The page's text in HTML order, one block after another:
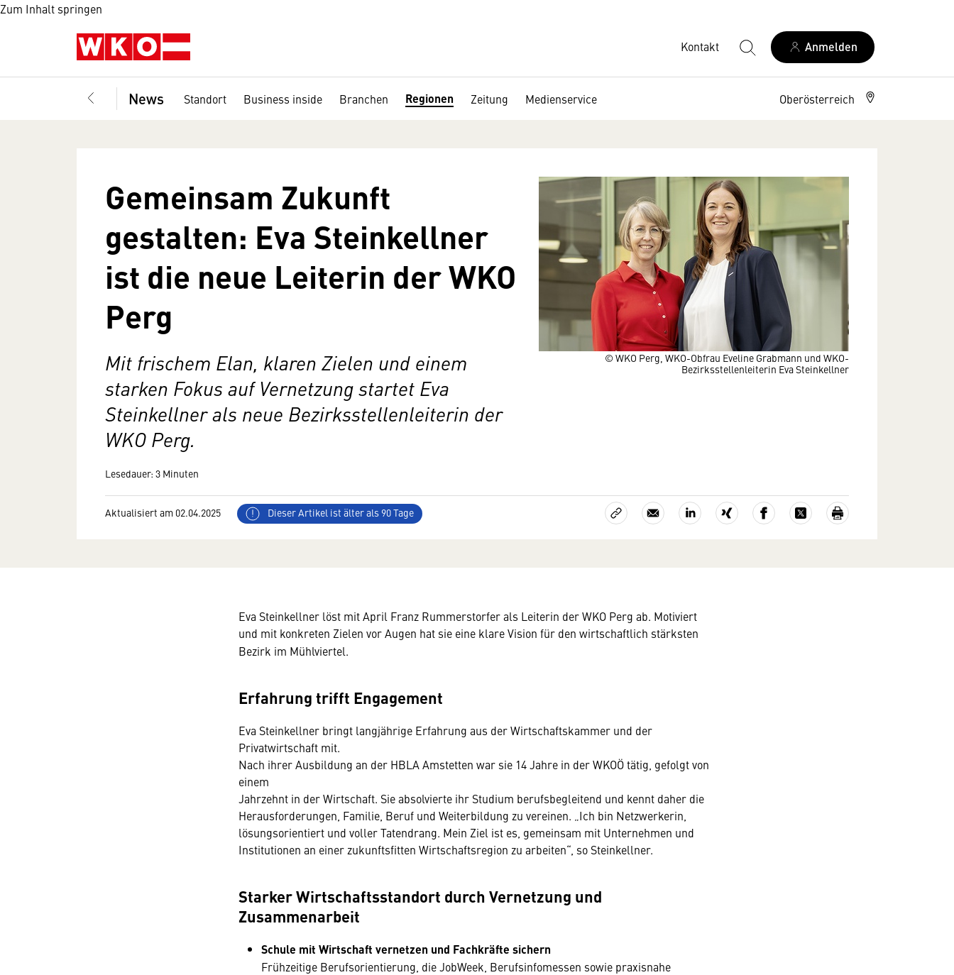
Zum Inhalt springen
Kontakt Anmelden
News Standort Business inside Branchen Regionen Zeitung Medienservice Oberösterreich
© WKO Perg, WKO-Obfrau Eveline Grabmann und WKO-
Bezirksstellenleiterin Eva Steinkellner
Gemeinsam Zukunft
gestalten: Eva Steinkellner
ist die neue Leiterin der WKO
Perg
Mit frischem Elan, klaren Zielen und einem
starken Fokus auf Vernetzung startet Eva
Steinkellner als neue Bezirksstellenleiterin der
WKO Perg.
Lesedauer: 3 Minuten
Aktualisiert am 02.04.2025 Dieser Artikel ist älter als 90 Tage
Eva Steinkellner löst mit April Franz Rummerstorfer als Leiterin der WKO Perg ab. Motiviert
und mit konkreten Zielen vor Augen hat sie eine klare Vision für den wirtschaftlich stärksten
Bezirk im Mühlviertel.
Erfahrung trifft Engagement
Eva Steinkellner bringt langjährige Erfahrung aus der Wirtschaftskammer und der
Privatwirtschaft mit.
Nach ihrer Ausbildung an der HBLA Amstetten war sie 14 Jahre in der WKOÖ tätig, gefolgt von
einem
Jahrzehnt in der Wirtschaft. Sie absolvierte ihr Studium berufsbegleitend und kennt daher die
Herausforderungen, Familie, Beruf und Weiterbildung zu vereinen. „Ich bin Netzwerkerin,
lösungsorientiert und voller Tatendrang. Mein Ziel ist es, gemeinsam mit Unternehmen und
Institutionen an einer zukunftsfitten Wirtschaftsregion zu arbeiten“, so Steinkellner.
Starker Wirtschaftsstandort durch Vernetzung und
Zusammenarbeit
Schule mit Wirtschaft vernetzen und Fachkräfte sichern
Frühzeitige Berufsorientierung, die JobWeek, Berufsinfomessen sowie praxisnahe